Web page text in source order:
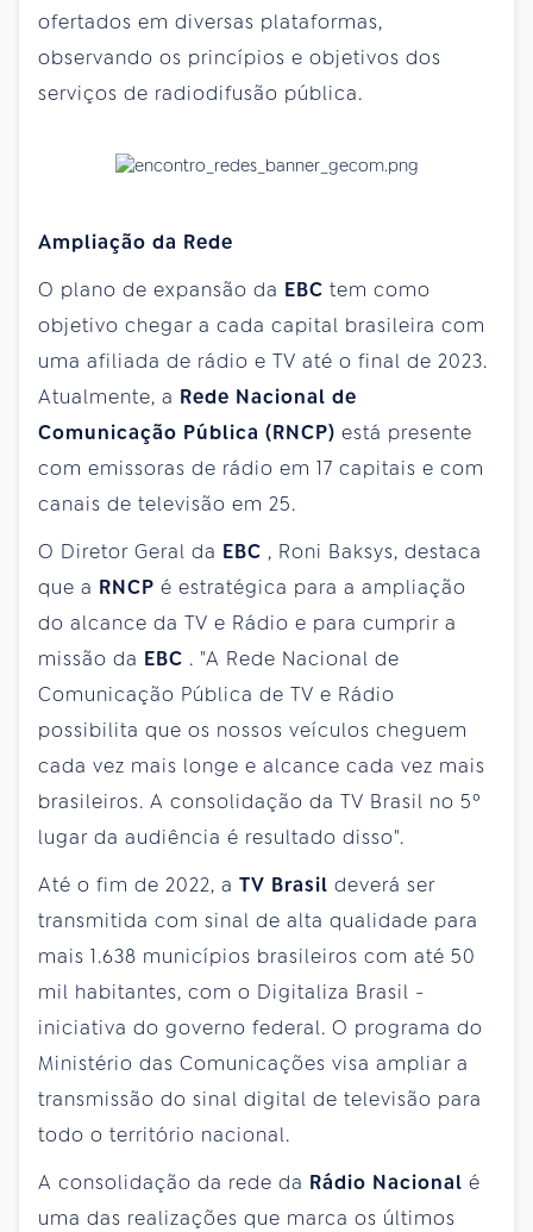
ofertados em diversas plataformas,
observando os princípios e objetivos dos
serviços de radiodifusão pública.
Ampliação da Rede
O plano de expansão da EBC tem como
objetivo chegar a cada capital brasileira com
uma afiliada de rádio e TV até o final de 2023.
Atualmente, a Rede Nacional de
Comunicação Pública (RNCP) está presente
com emissoras de rádio em 17 capitais e com
canais de televisão em 25.
O Diretor Geral da EBC , Roni Baksys, destaca
que a RNCP é estratégica para a ampliação
do alcance da TV e Rádio e para cumprir a
missão da EBC . "A Rede Nacional de
Comunicação Pública de TV e Rádio
possibilita que os nossos veículos cheguem
cada vez mais longe e alcance cada vez mais
brasileiros. A consolidação da TV Brasil no 5º
lugar da audiência é resultado disso".
Até o fim de 2022, a TV Brasil deverá ser
transmitida com sinal de alta qualidade para
mais 1.638 municípios brasileiros com até 50
mil habitantes, com o Digitaliza Brasil -
iniciativa do governo federal. O programa do
Ministério das Comunicações visa ampliar a
transmissão do sinal digital de televisão para
todo o território nacional.
A consolidação da rede da Rádio Nacional é
uma das realizações que marca os últimos